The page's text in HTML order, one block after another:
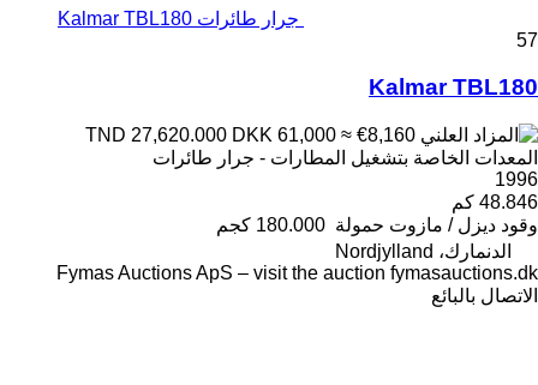
جرار طائرات Kalmar TBL180
57
Kalmar TBL180
DKK 61,000 ≈ €8,160
المعدات الخاصة بتشغيل المطارات - جرار طائرات
1996
48.846 كم
وقود ديزل / مازوت حمولة 180.000 كجم
الدنمارك، Nordjylland
Fymas Auctions ApS – visit the auction fymasauctions.dk
الاتصال بالبائع